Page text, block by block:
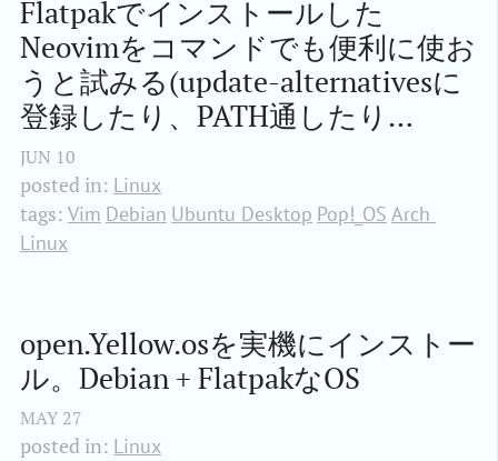
Flatpakでインストールした
Neovimをコマンドでも便利に使お
うと試みる(update-alternativesに
登録したり、PATH通したり…
JUN 10
posted in: Linux
tags: Vim Debian Ubuntu Desktop Pop!_OS Arch
Linux
open.Yellow.osを実機にインストー
ル。Debian + FlatpakなOS
MAY 27
posted in: Linux